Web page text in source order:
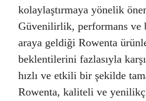
kolaylaştırmaya yönelik
Güvenilirlik, performans ve
araya geldiği Rowenta
beklentilerini fazlasıyla
hızlı ve etkili bir şekilde
Rowenta, kaliteli ve